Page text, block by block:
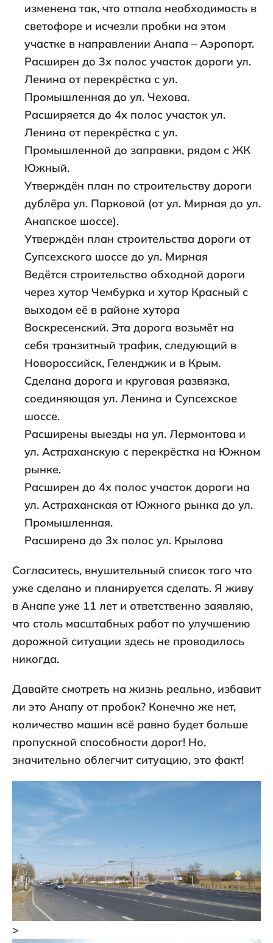
изменена так, что отпала необходимость в
светофоре и исчезли пробки на этом
участке в направлении Анапа – Аэропорт.
Расширен до 3х полос участок дороги ул.
Ленина от перекрёстка с ул.
Промышленная до ул. Чехова.
Расширяется до 4х полос участок ул.
Ленина от перекрёстка с ул.
Промышленной до заправки, рядом с ЖК
Южный.
Утверждён план по строительству дороги
дублёра ул. Парковой (от ул. Мирная до ул.
Анапское шоссе).
Утверждён план строительства дороги от
Супсехского шоссе до ул. Мирная
Ведётся строительство обходной дороги
через хутор Чембурка и хутор Красный с
выходом её в районе хутора
Воскресенский. Эта дорога возьмёт на
себя транзитный трафик, следующий в
Новороссийск, Геленджик и в Крым.
Сделана дорога и круговая развязка,
соединяющая ул. Ленина и Супсехское
шоссе.
Расширены выезды на ул. Лермонтова и
ул. Астраханскую с перекрёстка на Южном
рынке.
Расширен до 4х полос участок дороги на
ул. Астраханская от Южного рынка до ул.
Промышленная.
Расширена до 3х полос ул. Крылова
Согласитесь, внушительный список того что
уже сделано и планируется сделать. Я живу
в Анапе уже 11 лет и ответственно заявляю,
что столь масштабных работ по улучшению
дорожной ситуации здесь не проводилось
никогда.
Давайте смотреть на жизнь реально, избавит
ли это Анапу от пробок? Конечно же нет,
количество машин всё равно будет больше
пропускной способности дорог! Но,
значительно облегчит ситуацию, это факт!
>